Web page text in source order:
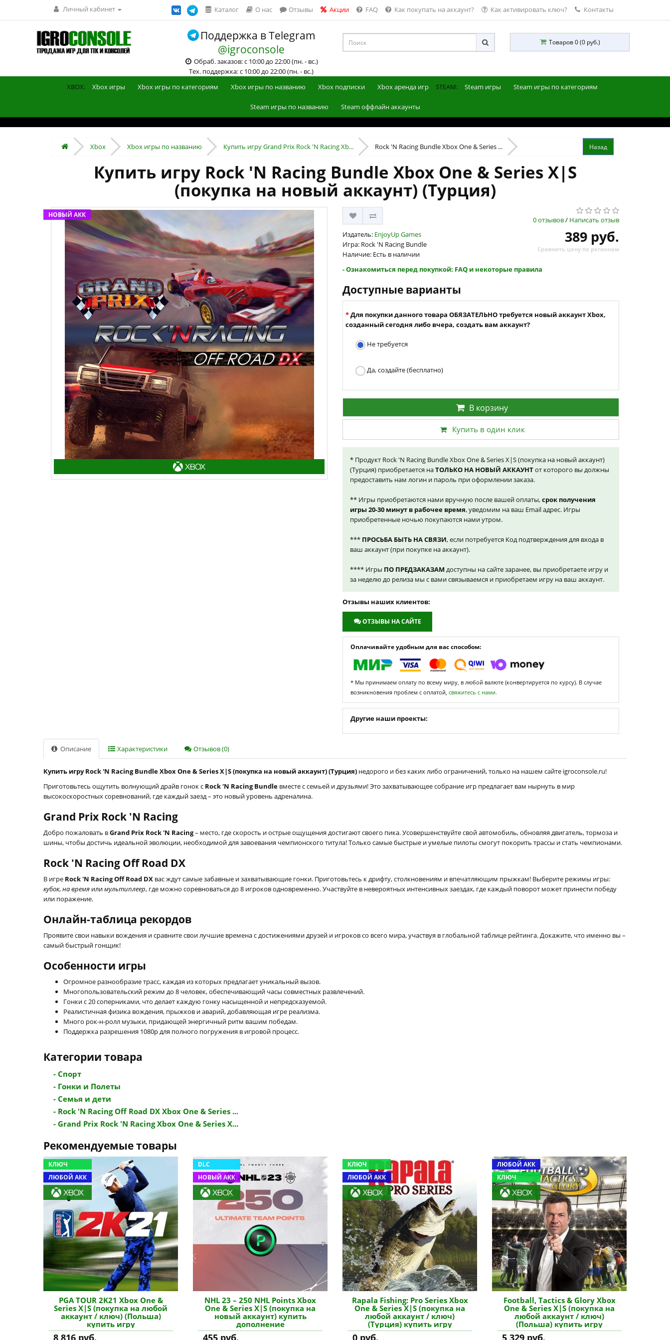
Личный кабинет Каталог О нас Отзывы Акции FAQ Как покупать на аккаунт? Как активировать ключ? Контакты
Поддержка в Telegram
@igroconsole
Обраб. заказов: с 10:00 до 22:00 (пн. - вс.)
Тех. поддержка: с 10:00 до 22:00 (пн. - вс.)
Товаров 0 (0 руб.)
XBOX: Xbox игры Xbox игры по категориям Xbox игры по названию Xbox подписки Xbox аренда игр STEAM: Steam игры Steam игры по категориям
Steam игры по названию Steam оффлайн аккаунты
Xbox Xbox игры по названию Купить игру Grand Prix Rock 'N Racing Xb... Rock 'N Racing Bundle Xbox One & Series ...
Купить игру Rock 'N Racing Bundle Xbox One & Series X|S
(покупка на новый аккаунт) (Турция)
НОВЫЙ АКК
0 отзывов/ Написать отзыв
Издатель: EnjoyUp Games
Игра: Rock 'N Racing Bundle
Наличие: Есть в наличии
389 руб.
Сравнить цену по регионам
- Ознакомиться перед покупкой: FAQ и некоторые правила
Доступные варианты
Для покупки данного товара ОБЯЗАТЕЛЬНО требуется новый аккаунт Xbox,
созданный сегодня либо вчера, создать вам аккаунт?
Не требуется
Да, создайте (бесплатно)
В корзину
Купить в один клик
* Продукт Rock 'N Racing Bundle Xbox One & Series X|S (покупка на новый аккаунт)
(Турция) приобретается наТОЛЬКО НА НОВЫЙ АККАУНТот которого вы должны
предоставить нам логин и пароль при оформлении заказа.
** Игры приобретаются нами вручную после вашей оплаты,срок получения
игры 20-30 минут в рабочее время, уведомим на ваш Email адрес. Игры
приобретенные ночью покупаются нами утром.
*** ПРОСЬБА БЫТЬ НА СВЯЗИ, если потребуется Код подтверждения для входа в
ваш аккаунт (при покупке на аккаунт).
**** Игры ПО ПРЕДЗАКАЗАМ доступны на сайте заранее, вы приобретаете игру и
за неделю до релиза мы с вами связываемся и приобретаем игру на ваш аккаунт.
Отзывы наших клиентов:
ОТЗЫВЫ НА САЙТЕ
Оплачивайте удобным для вас способом:
* Мы принимаем оплату по всему миру, в любой валюте (конвертируется по курсу). В случае
возникновения проблем с оплатой, свяжитесь с нами.
Другие наши проекты:
Описание Характеристики Отзывов (0)
Купить игру Rock 'N Racing Bundle Xbox One & Series X|S (покупка на новый аккаунт) (Турция) недорого и без каких либо ограничений, только на нашем сайте igroconsole.ru!
Приготовьтесь ощутить волнующий драйв гонок с Rock 'N Racing Bundle вместе с семьей и друзьями! Это захватывающее собрание игр предлагает вам нырнуть в мир
высокоскоростных соревнований, где каждый заезд – это новый уровень адреналина.
Grand Prix Rock 'N Racing
Добро пожаловать вGrand Prix Rock 'N Racing– место, где скорость и острые ощущения достигают своего пика. Усовершенствуйте свой автомобиль, обновляя двигатель, тормоза и
шины, чтобы достичь идеальной эволюции, необходимой для завоевания чемпионского титула! Только самые быстрые и умелые пилоты смогут покорить трассы и стать чемпионами.
Rock 'N Racing Off Road DX
В игре Rock 'N Racing Off Road DX вас ждут самые забавные и захватывающие гонки. Приготовьтесь к дрифту, столкновениям и впечатляющим прыжкам! Выберите режимы игры:
кубок,на время илимультиплеер, где можно соревноваться до 8 игроков одновременно. Участвуйте в невероятных интенсивных заездах, где каждый поворот может принести победу
или поражение.
Онлайн-таблица рекордов
Проявите свои навыки вождения и сравните свои лучшие времена с достижениями друзей и игроков со всего мира, участвуя в глобальной таблице рейтинга. Докажите, что именно вы –
самый быстрый гонщик!
Особенности игры
Огромное разнообразие трасс, каждая из которых предлагает уникальный вызов.
Многопользовательский режим до 8 человек, обеспечивающий часы совместных развлечений.
Гонки с 20 соперниками, что делает каждую гонку насыщенной и непредсказуемой.
Реалистичная физика вождения, прыжков и аварий, добавляющая игре реализма.
Много рок-н-ролл музыки, придающей энергичный ритм вашим победам.
Поддержка разрешения 1080p для полного погружения в игровой процесс.
Категории товара
- Спорт
- Гонки и Полеты
- Семья и дети
- Rock 'N Racing Off Road DX Xbox One & Series ...
- Grand Prix Rock 'N Racing Xbox One & Series X...
Рекомендуемые товары
КЛЮЧ
ЛЮБОЙ АКК
PGA TOUR 2K21 Xbox One &
Series X|S (покупка на любой
аккаунт / ключ) (Польша)
купить игру
8 816 руб.
DLC
НОВЫЙ АКК
NHL 23 – 250 NHL Points Xbox
One & Series X|S (покупка на
новый аккаунт) купить
дополнение
455 руб.
КЛЮЧ
ЛЮБОЙ АКК
Rapala Fishing: Pro Series Xbox
One & Series X|S (покупка на
любой аккаунт / ключ)
(Турция) купить игру
0 руб.
ЛЮБОЙ АКК
КЛЮЧ
Football, Tactics & Glory Xbox
One & Series X|S (покупка на
любой аккаунт / ключ)
(Польша) купить игру
5 329 руб.